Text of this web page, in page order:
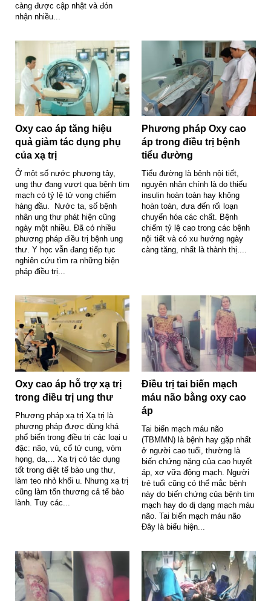
càng được cập nhật và đón
nhận nhiều...
Oxy cao áp tăng hiệu
quả giảm tác dụng phụ
của xạ trị
Ở một số nước phương tây,
ung thư đang vượt qua bệnh tim
mạch có tỷ lệ tử vong chiếm
hàng đầu. Nước ta, số bệnh
nhân ung thư phát hiện cũng
ngày một nhiều. Đã có nhiều
phương pháp điều trị bệnh ung
thư. Y học vẫn đang tiếp tục
nghiên cứu tìm ra những biện
pháp điều trị...
Phương pháp Oxy cao
áp trong điều trị bệnh
tiểu đường
Tiểu đường là bệnh nội tiết,
nguyên nhân chính là do thiếu
insulin hoàn toàn hay không
hoàn toàn, đưa đến rối loạn
chuyển hóa các chất. Bệnh
chiếm tỷ lệ cao trong các bệnh
nội tiết và có xu hướng ngày
càng tăng, nhất là thành thị....
Oxy cao áp hỗ trợ xạ trị
trong điều trị ung thư
Phương pháp xạ trị Xạ trị là
phương pháp được dùng khá
phổ biến trong điều trị các loại u
đặc: não, vú, cổ tử cung, vòm
họng, da,... Xạ trị có tác dụng
tốt trong diệt tế bào ung thư,
làm teo nhỏ khối u. Nhưng xạ trị
cũng làm tổn thương cả tế bào
lành. Tuy các...
Điều trị tai biến mạch
máu não bằng oxy cao
áp
Tai biến mạch máu não
(TBMMN) là bệnh hay gặp nhất
ở người cao tuổi, thường là
biến chứng nặng của cao huyết
áp, xơ vữa động mạch. Người
trẻ tuổi cũng có thể mắc bệnh
này do biến chứng của bệnh tim
mạch hay do dị dạng mạch máu
não. Tai biến mạch máu não
Đây là biểu hiện...